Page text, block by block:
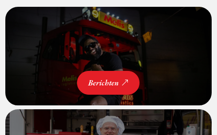
Berichten